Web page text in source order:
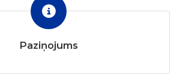
Paziņojums